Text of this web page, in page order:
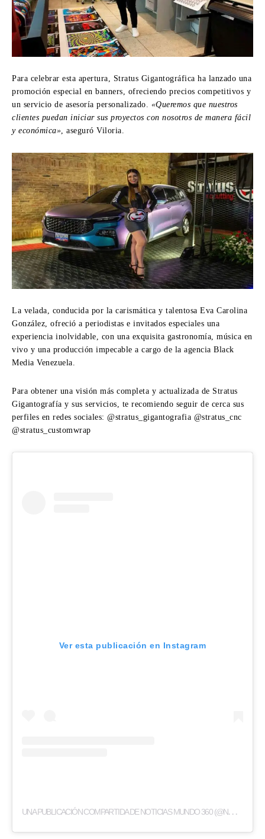
Para celebrar esta apertura, Stratus Gigantográfica ha lanzado una
promoción especial en banners, ofreciendo precios competitivos y
un servicio de asesoría personalizado. «Queremos que nuestros
clientes puedan iniciar sus proyectos con nosotros de manera fácil
y económica» , aseguró Viloria.
La velada, conducida por la carismática y talentosa Eva Carolina
González, ofreció a periodistas e invitados especiales una
experiencia inolvidable, con una exquisita gastronomía, música en
vivo y una producción impecable a cargo de la agencia Black
Media Venezuela.
Para obtener una visión más completa y actualizada de Stratus
Gigantografía y sus servicios, te recomiendo seguir de cerca sus
perfiles en redes sociales: @stratus_gigantografia @stratus_cnc
@stratus_customwrap
Ver esta publicación en Instagram
U
NA PUBLICACIÓN COMPARTIDA DE NOTICIAS MUNDO 360 (@NOTICIASMUNDO_360)